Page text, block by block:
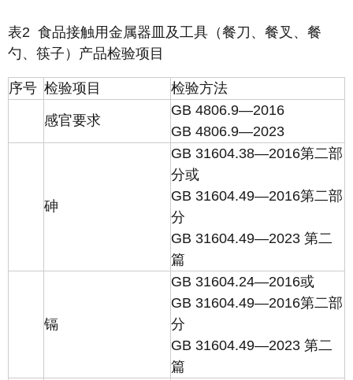
表2 食品接触用金属器皿及工具（餐刀、餐叉、餐
勺、筷子）产品检验项目
序号 检验项目 检验方法
感官要求
GB 4806.9—2016
GB 4806.9—2023
砷
GB 31604.38—2016第二部
分或
GB 31604.49—2016第二部
分
GB 31604.49—2023 第二
篇
镉
GB 31604.24—2016或
GB 31604.49—2016第二部
分
GB 31604.49—2023 第二
篇